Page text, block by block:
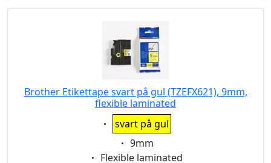
Brother Etikettape svart på gul (TZEFX621), 9mm,
flexible laminated
Eigenschaft:
svart på gul
Eigenschaft:
9mm
Eigenschaft:
Flexible laminated